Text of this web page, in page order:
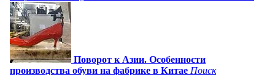
Поворот к Азии. Особенности
производства обуви на фабрике в Китае Поиск